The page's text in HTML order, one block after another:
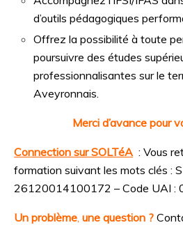
d’outils pédagogiques
Offrez la possibilité à toute
poursuivre des études
professionnalisantes sur le
Aveyronnais.
Merci d’avance pour
Connection sur SOLTéA : Vous
formation suivant les mots clés :
26120014100172 – Code UAI :
Un problème une question ?